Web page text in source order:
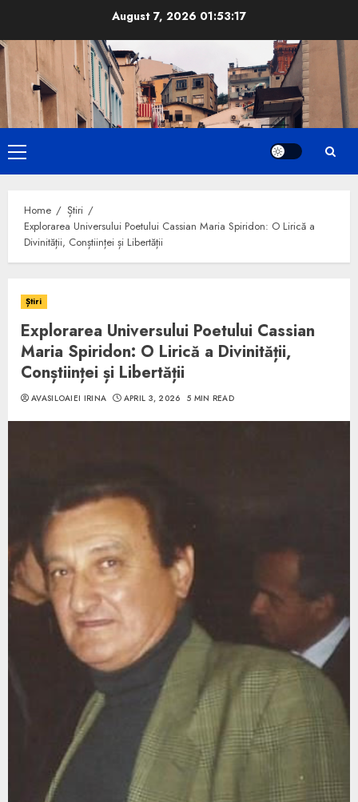
content
August 7, 2026 01:53:18
Primary
Menu
Home
Știri
Explorarea Universului Poetului Cassian Maria Spiridon: O Lirică a
Divinității, Conștiinței și Libertății
Știri
Explorarea Universului Poetului Cassian
Maria Spiridon: O Lirică a Divinității,
Conștiinței și Libertății
AVASILOAIEI IRINA APRIL 3, 2026 5 MIN READ